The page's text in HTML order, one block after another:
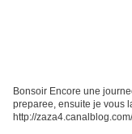
Bonsoir Encore une
preparee, ensuite je vous
http://